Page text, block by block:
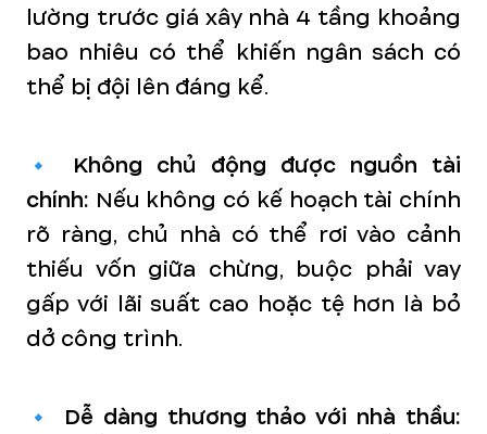
lường trước giá xây nhà 4 tầng khoảng
bao nhiêu có thể khiến ngân sách có
thể bị đội lên đáng kể.
🔹 Không chủ động được nguồn tài
chính: Nếu không có kế hoạch tài chính
rõ ràng, chủ nhà có thể rơi vào cảnh
thiếu vốn giữa chừng, buộc phải vay
gấp với lãi suất cao hoặc tệ hơn là bỏ
dở công trình.
🔹 Dễ dàng thương thảo với nhà thầu: